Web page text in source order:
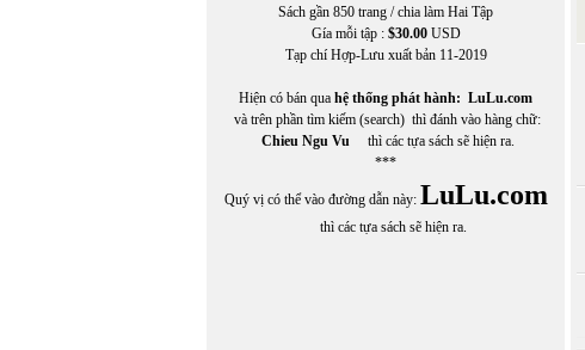
NGUYỄN ĐỨC BẠN
NGUYỄN ĐỨC BẠN
NGUYỄN ĐỨC HẠNH
NGUYỄN ĐỨC TÙNG
Nguyễn Hải Yến
NGUYỄN HÀN CHUNG
Nguyễn Hòa vcv
NGUYỄN HOÀI PHƯƠNG
Sách gần 850 trang / chia làm Hai Tập
Gía mỗi tập : $30.00USD
Tạp chí Hợp-Lưu xuất bản 11-2019
Hiện có bán qua hệ thống phát hành: LuLu.com
và trên phần tìm kiếm (search) thì đánh vào hàng chữ:
Chieu Ngu Vu thì các tựa sách sẽ hiện ra.
***
Quý vị có thể vào đường dẫn này: LuLu.com
thì các tựa sách sẽ hiện ra.